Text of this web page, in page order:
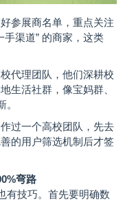
参展商名单，重点关注
手渠道” 的商家，这类
代理团队，他们深耕校
生活社群，像宝妈群、
过一个高校团队，先去
的用户筛选机制后才签
弯路
有技巧。首先要明确数